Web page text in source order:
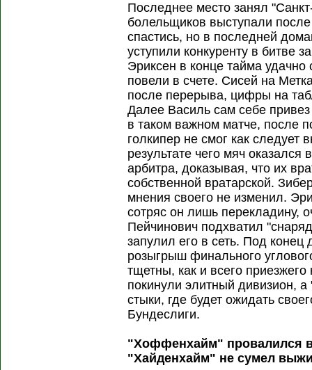
Последнее место занял
болельщиков выступали
спастись, но в последней
уступили конкуренту в битве
Эриксен в конце тайма
повели в счете. Сисей на
после перерыва, цифры на
Далее Василь сам себе
в таком важном матче, после
голкипер не смог как следует
результате чего мяч
арбитра, доказывая, что их
собственной вратарской.
мнения своего не изменил.
сотряс он лишь перекладину,
Пейчинович подхватил
запулил его в сеть. Под
розыгрыш финального
тщетны, как и всего
покинули элитный дивизион,
стыки, где будет ожидать
Бундеслиги.
"Хоффенхайм" провалился
"Хайденхайм" не сумел